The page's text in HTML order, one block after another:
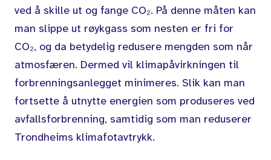
ved å skille ut og fange CO₂. På denne måten kan
man slippe ut røykgass som nesten er fri for
CO₂, og da betydelig redusere mengden som når
atmosfæren. Dermed vil klimapåvirkningen til
forbrenningsanlegget minimeres. Slik kan man
fortsette å utnytte energien som produseres ved
avfallsforbrenning, samtidig som man reduserer
Trondheims klimafotavtrykk.